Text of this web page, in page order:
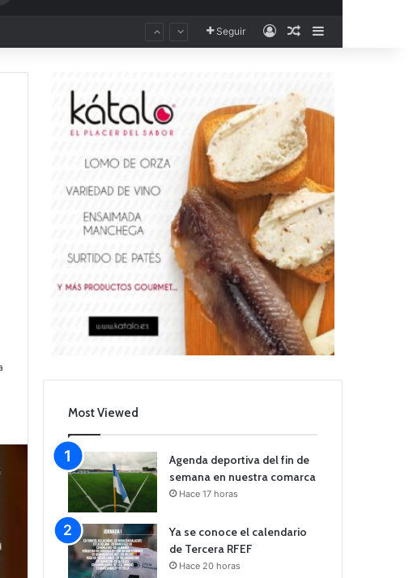
Seguir AccesoPublicación al
Most Viewed
Agenda deportiva del fin de
semana en nuestra comarca
Hace 17 horas
Ya se conoce el calendario
de Tercera RFEF
Hace 20 horas